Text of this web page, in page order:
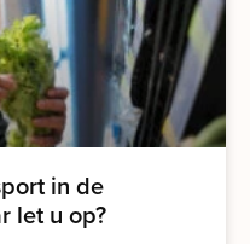
in de
let u op?